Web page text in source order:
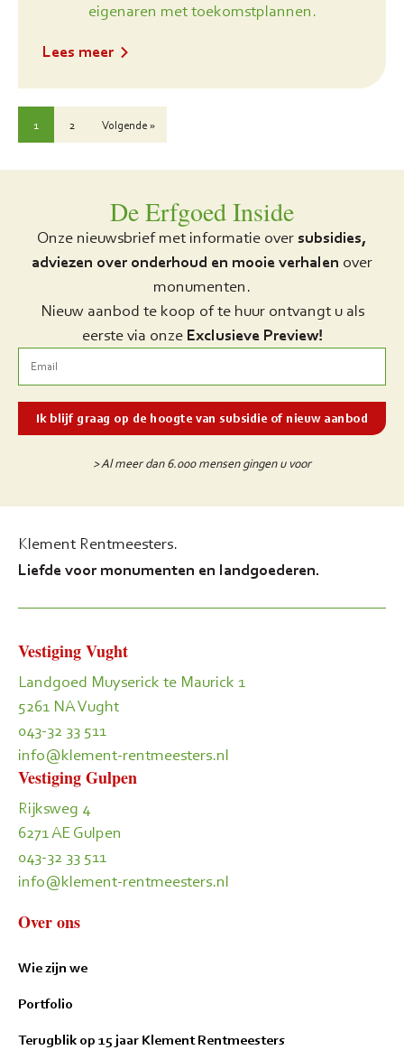
eigenaren met toekomstplannen.
Lees meer
1 2 Volgende »
De Erfgoed Inside
Onze nieuwsbrief met informatie oversubsidies,
adviezen over onderhoud en mooie verhalen over
monumenten.
Nieuw aanbod te koop of te huur ontvangt u als
eerste via onze Exclusieve Preview!
> Al meer dan 6.000 mensen gingen u voor
Klement Rentmeesters.
Liefde voor monumenten en landgoederen.
Vestiging Vught
Landgoed Muyserick te Maurick 1
5261 NA Vught
043-32 33 511
info@klement-rentmeesters.nl
Vestiging Gulpen
Rijksweg 4
6271 AE Gulpen
043-32 33 511
info@klement-rentmeesters.nl
Over ons
Wie zijn we
Portfolio
Terugblik op 15 jaar Klement Rentmeesters